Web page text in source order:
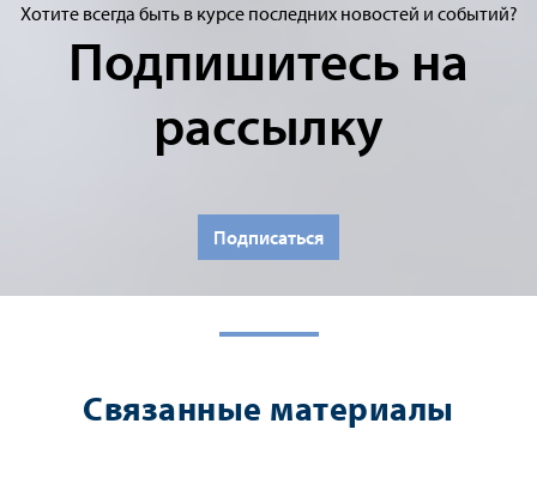
Хотите всегда быть в курсе последних новостей и событий?
Подпишитесь на
рассылку
Подписаться
Связанные материалы